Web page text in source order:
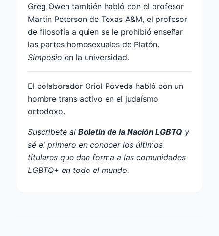
Greg Owen también habló con el profesor
Martin Peterson de Texas A&M, el profesor
de filosofía a quien se le prohibió enseñar
las partes homosexuales de Platón.
Simposio en la universidad.
El colaborador Oriol Poveda habló con un
hombre trans activo en el judaísmo
ortodoxo.
Suscríbete al Boletín de la Nación LGBTQ y
sé el primero en conocer los últimos
titulares que dan forma a las comunidades
LGBTQ+ en todo el mundo.